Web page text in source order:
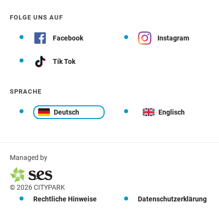
FOLGE UNS AUF
Facebook Instagram
Tik Tok
SPRACHE
Deutsch Englisch
Managed by
© 2026 CITYPARK
Rechtliche Hinweise
Datenschutzerklärung